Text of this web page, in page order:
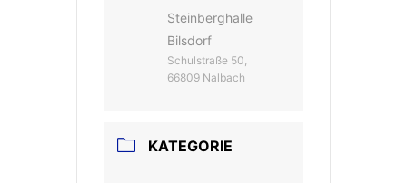
Steinberghalle
Bilsdorf
Schulstraße 50,
66809 Nalbach
KATEGORIE